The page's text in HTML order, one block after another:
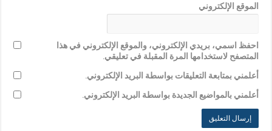
الموقع الإلكتروني
احفظ اسمي، بريدي الإلكتروني، والموقع الإلكتروني في هذا
المتصفح لاستخدامها المرة المقبلة في تعليقي.
أعلمني بمتابعة التعليقات بواسطة البريد الإلكتروني.
أعلمني بالمواضيع الجديدة بواسطة البريد الإلكتروني.